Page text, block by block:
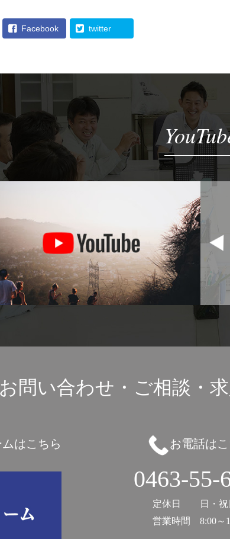
Facebook twitter
お問い合わせ・ご相談・
はこちら お電話は
0463-55-
定休日
日・祝
営業時間
8:00～